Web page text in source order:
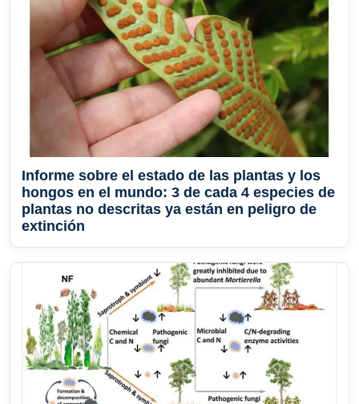
Informe sobre el estado de las plantas y los
hongos en el mundo: 3 de cada 4 especies de
plantas no descritas ya están en peligro de
extinción